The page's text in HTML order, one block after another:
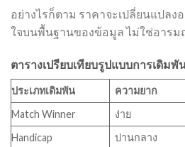
อย่างไรก็ตาม ราคาจะเปลี่ยนแปลง
ใจบนพื้นฐานของข้อมูล ไม่ใช่อาร
ตารางเปรียบเทียบรูปแบบการเดิมพั
ประเภทเดิมพัน ความยาก
Match Winner
ง่าย
Handicap
ปานกลาง